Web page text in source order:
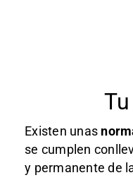
Existen unas
se cumplen
y permanente de